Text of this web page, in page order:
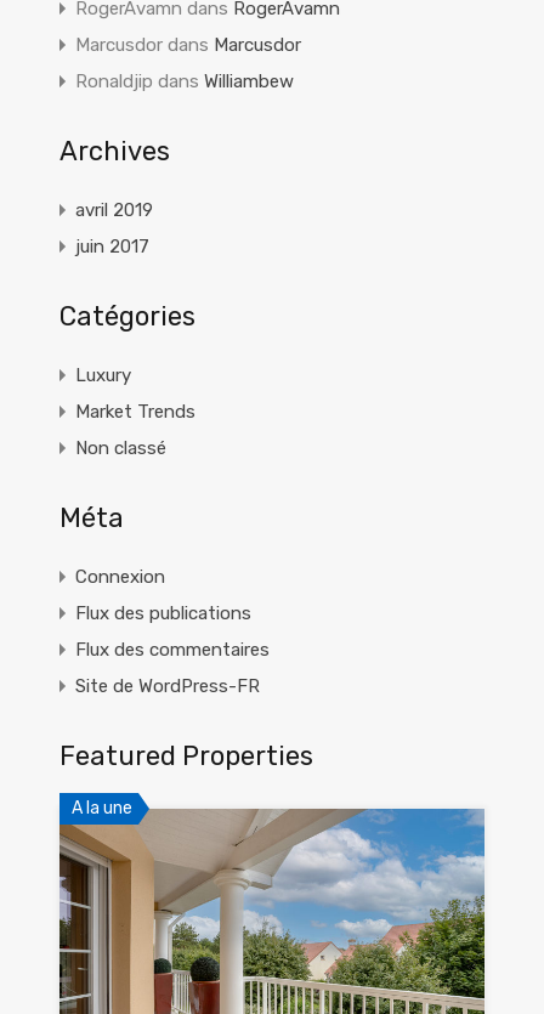
RogerAvamn dans RogerAvamn
Marcusdor dans Marcusdor
Ronaldjip dans Williambew
Archives
avril 2019
juin 2017
Catégories
Luxury
Market Trends
Non classé
Méta
Connexion
Flux des publications
Flux des commentaires
Site de WordPress-FR
Featured Properties
A la une